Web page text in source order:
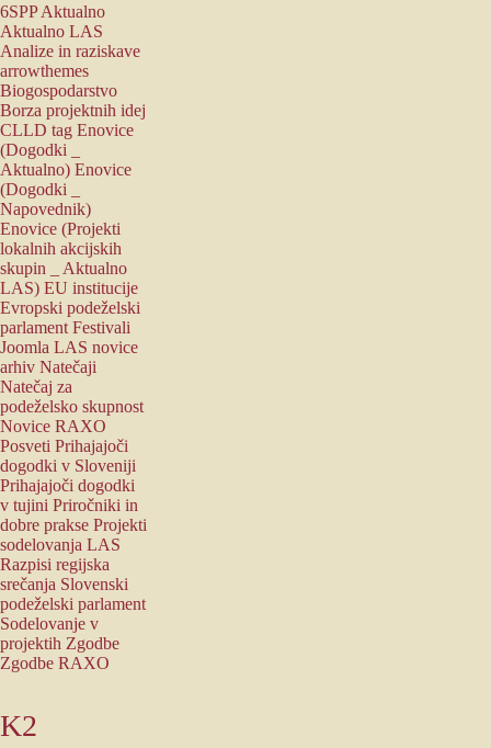
6SPPAktualno
Aktualno LAS
Analize in raziskave
arrowthemes
Biogospodarstvo
Borza projektnih idej
CLLD tag Enovice
(Dogodki _
Aktualno) Enovice
(Dogodki _
Napovednik)
Enovice (Projekti
lokalnih akcijskih
skupin _ Aktualno
LAS) EU institucije
Evropski podeželski
parlament Festivali
Joomla LAS novice
arhiv Natečaji
Natečaj za
podeželsko skupnost
Novice RAXO
Posveti Prihajajoči
dogodki v Sloveniji
Prihajajoči dogodki
v tujini Priročniki in
dobre prakse Projekti
sodelovanja LAS
Razpisi regijska
srečanja Slovenski
podeželski parlament
Sodelovanje v
projektih Zgodbe
Zgodbe RAXO
K2